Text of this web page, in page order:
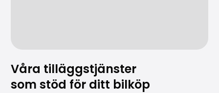
Våra tilläggstjänster
som stöd för ditt bilköp